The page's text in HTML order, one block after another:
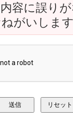
容に誤り
がいしま